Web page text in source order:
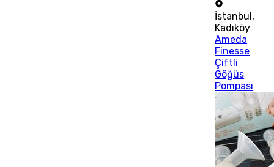
İstanbul ,
Kadıköy
Ameda
Finesse
Çiftli
Göğüs
Pompası